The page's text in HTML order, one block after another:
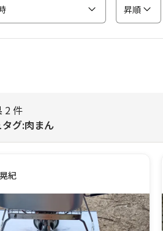
昇順
2 件
グ:肉まん
紀